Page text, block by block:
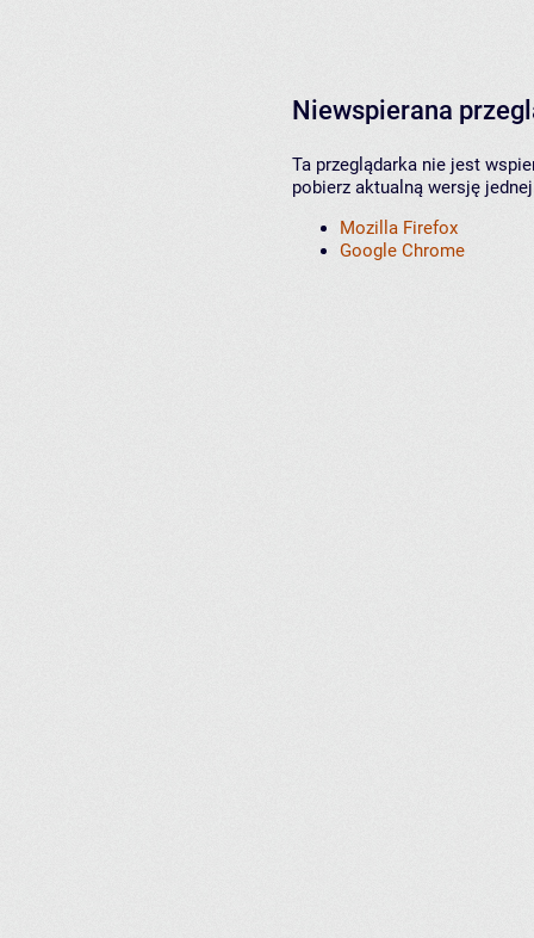
Niewspierana
Ta przeglądarka nie jest
pobierz aktualną wersję
Mozilla Firefox
Google Chrome